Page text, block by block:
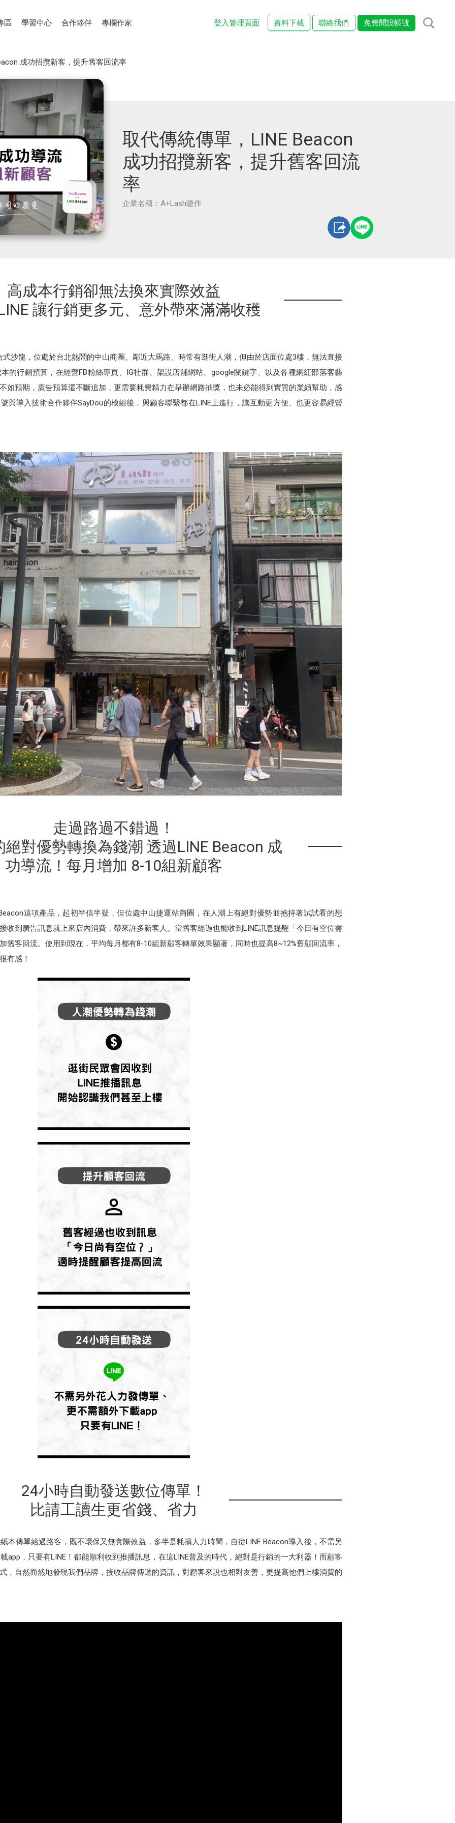
區 學習中心 合作夥伴 專欄作家 登入管理頁面 資料下載 聯絡我們 免費開設帳號
成功招攬新客，提升舊客回流率
取代傳統傳單，LINE Beacon
成功招攬新客，提升舊客回流
率
企業名稱：A+Lash睫作
高成本行銷卻無法換來實際效益
讓行銷更多元、意外帶來滿滿收穫
沙龍，位處於台北熱鬧的中山商圈、鄰近大馬路、時常有逛街人潮，但由於店面位處3樓，無法直接
的行銷預算，在經營FB粉絲專頁、IG社群、架設店舖網站、google關鍵字、以及各種網紅部落客藝
如預期，廣告預算還不斷追加，更需要耗費精力在舉辦網路抽獎，也未必能得到實質的業績幫助，感
與導入技術合作夥伴SayDou的模組後，與顧客聯繫都在LINE上進行，讓互動更方便、也更容易經營
走過路過不錯過！
絕對優勢轉換為錢潮 透過LINE Beacon 成
功導流！每月增加 8-10組新顧客
這項產品，起初半信半疑，但位處中山捷運站商圈，在人潮上有絕對優勢並抱持著試試看的想
收到廣告訊息就上來店內消費，帶來許多新客人。當舊客經過也能收到LINE訊息提醒「今日有空位需
舊客回流。使用到現在，平均每月都有8-10組新顧客轉單效果顯著，同時也提高8~12%舊顧回流率，
有感！
24小時自動發送數位傳單！
比請工讀生更省錢、省力
本傳單給過路客，既不環保又無實際效益，多半是耗損人力時間，自從LINE Beacon導入後，不需另
app，只要有LINE！都能順利收到推播訊息，在這LINE普及的時代，絕對是行銷的一大利器！而顧客
，自然而然地發現我們品牌，接收品牌傳遞的資訊，對顧客來說也相對友善，更提高他們上樓消費的